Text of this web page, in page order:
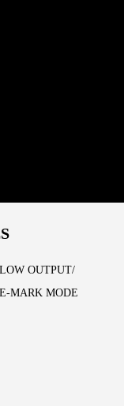
LOW OUTPUT/
E-MARK MODE